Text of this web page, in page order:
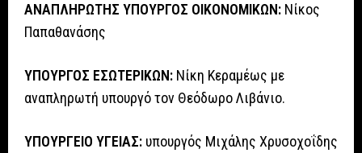
ΑΝΑΠΛΗΡΩΤΗΣ ΥΠΟΥΡΓΟΣ ΟΙΚΟΝΟΜΙΚΩΝ: Νίκος
Παπαθανάσης
ΥΠΟΥΡΓΟΣ ΕΣΩΤΕΡΙΚΩΝ: Νίκη Κεραμέως με
αναπληρωτή υπουργό τον Θεόδωρο Λιβάνιο.
ΥΠΟΥΡΓΕΙΟ ΥΓΕΙΑΣ: υπουργός Μιχάλης Χρυσοχοΐδης